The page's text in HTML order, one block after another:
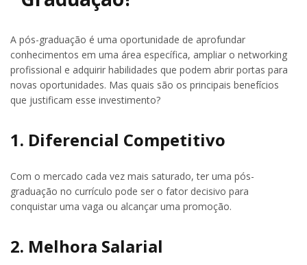
A pós-graduação é uma oportunidade de aprofundar
conhecimentos em uma área específica, ampliar o networking
profissional e adquirir habilidades que podem abrir portas para
novas oportunidades. Mas quais são os principais benefícios
que justificam esse investimento?
1. Diferencial Competitivo
Com o mercado cada vez mais saturado, ter uma pós-
graduação no currículo pode ser o fator decisivo para
conquistar uma vaga ou alcançar uma promoção.
2. Melhora Salarial